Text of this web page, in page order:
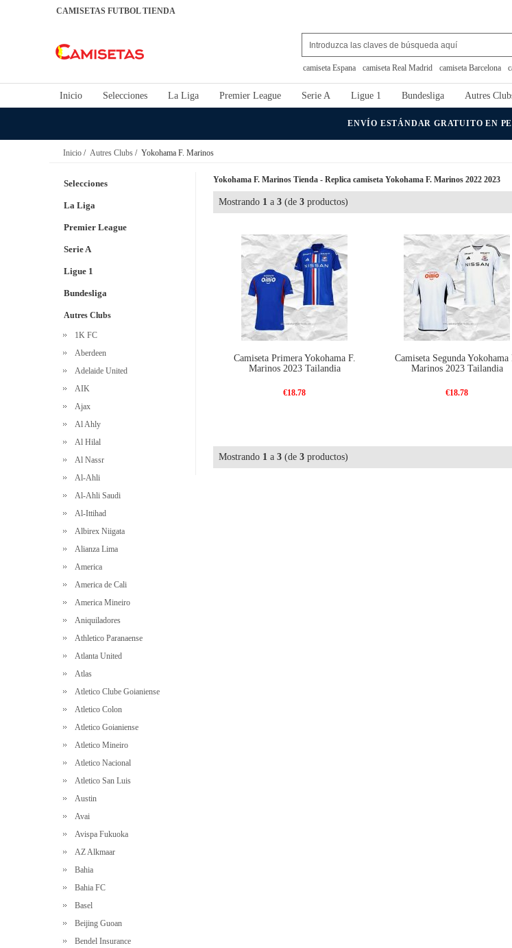
CAMISETAS FUTBOL TIENDA
camiseta Espana camiseta Real Madrid camiseta Barcelona
Inicio Selecciones La Liga Premier League Serie A Ligue 1 Bundesliga Autres
ENVÍO ESTÁNDAR GRATUITO EN
Inicio / Autres Clubs / Yokohama F. Marinos
Selecciones
La Liga
Premier League
Serie A
Ligue 1
Bundesliga
Autres Clubs
1K FC
Aberdeen
Adelaide United
AIK
Ajax
Al Ahly
Al Hilal
Al Nassr
Al-Ahli
Al-Ahli Saudi
Al-Ittihad
Albirex Niigata
Alianza Lima
America
America de Cali
America Mineiro
Aniquiladores
Athletico Paranaense
Atlanta United
Atlas
Atletico Clube Goianiense
Atletico Colon
Atletico Goianiense
Atletico Mineiro
Atletico Nacional
Atletico San Luis
Austin
Avai
Avispa Fukuoka
AZ Alkmaar
Bahia
Bahia FC
Basel
Beijing Guoan
Bendel Insurance
Yokohama F. Marinos Tienda - Replica camiseta Yokohama F. Marinos 2022 2023
Mostrando 1 a 3 (de 3 productos)
Camiseta Primera Yokohama F.
Marinos 2023 Tailandia
€18.78
Camiseta Segunda Yokohama
Marinos 2023 Tailandia
€18.78
Mostrando 1 a 3 (de 3 productos)